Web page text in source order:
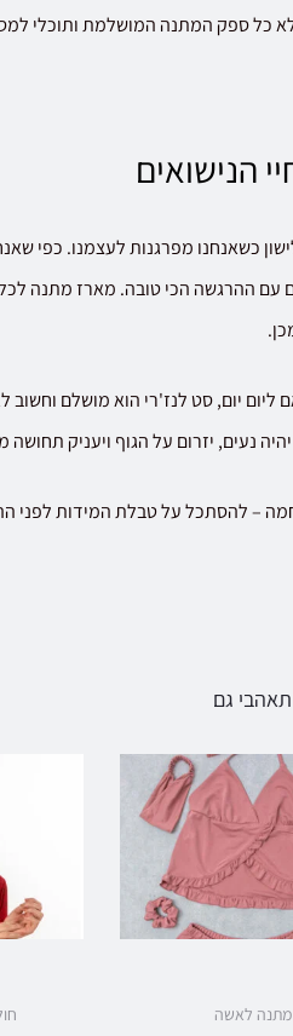
כל ספק המתנה המושלמת ותוכלי
הנישואים
כשאנחנו מפרגנות לעצמנו. כפי
עם ההרגשה הכי טובה. מארז מתנה
יום, סט לנז'רי הוא מושלם וחשוב
נעים, יזרום על הגוף ויעניק תחושה
להסתכל על טבלת המידות לפני
תאהבי גם
לאשה